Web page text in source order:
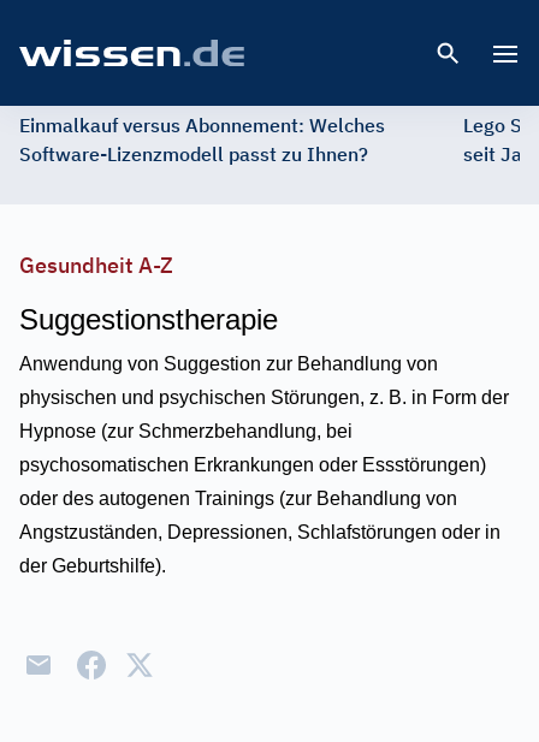
Einmalkauf versus Abonnement: Welches
Software-Lizenzmodell passt zu Ihnen?
Lego
seit
Gesundheit A-Z
Suggestionstherapie
Anwendung von Suggestion zur Behandlung von
physischen und psychischen Störungen, z. B. in Form der
Hypnose (zur Schmerzbehandlung, bei
psychosomatischen Erkrankungen oder Essstörungen)
oder des autogenen Trainings (zur Behandlung von
Angstzuständen, Depressionen, Schlafstörungen oder in
der Geburtshilfe).